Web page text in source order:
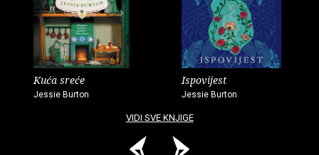
Kuća sreće
Jessie Burton
Ispovijest
Jessie Burton
VIDI SVE KNJIGE